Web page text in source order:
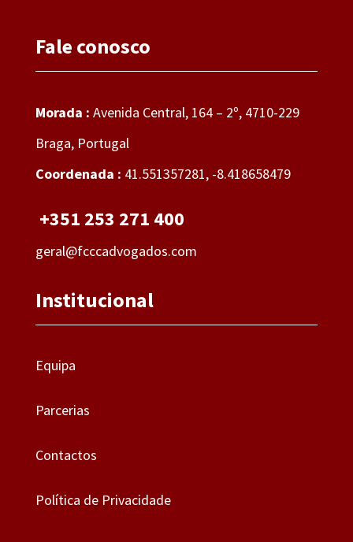
Fale conosco
Morada : Avenida Central, 164 – 2º, 4710-229
Braga, Portugal
Coordenada : 41.551357281, -8.418658479
+351 253 271 400
geral@fcccadvogados.com
Institucional
Equipa
Parcerias
Contactos
Política de Privacidade